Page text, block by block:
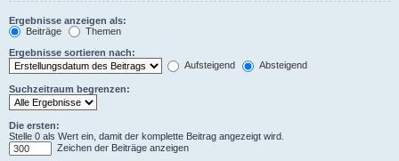
Ergebnisse anzeigen als:
Beiträge
Themen
Ergebnisse sortieren nach:
Aufsteigend
Absteigend
Suchzeitraum begrenzen:
Die ersten:
Stelle 0 als Wert ein, damit der komplette Beitrag angezeigt wird.
Zeichen der Beiträge anzeigen